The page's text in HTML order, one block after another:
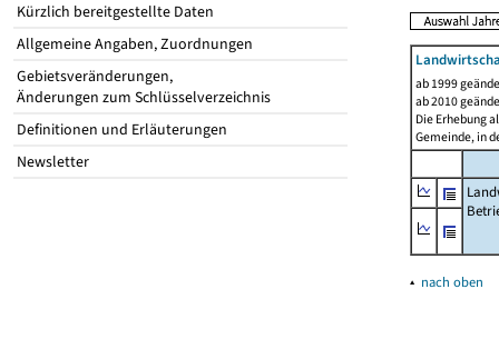
Kürzlich bereitgestellte Daten
Allgemeine Angaben, Zuordnungen
Gebietsveränderungen,
Änderungen zum Schlüsselverzeichnis
Definitionen und Erläuterungen
Newsletter
ab 1999
ab 2010
Die Erhebung
Gemeinde, in
▴ nach oben